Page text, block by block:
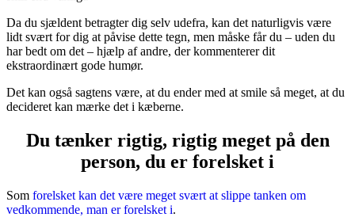
Da du sjældent betragter dig selv udefra, kan det naturligvis være
lidt svært for dig at påvise dette tegn, men måske får du – uden du
har bedt om det – hjælp af andre, der kommenterer dit
ekstraordinært gode humør.
Det kan også sagtens være, at du ender med at smile så meget, at du
decideret kan mærke det i kæberne.
Du tænker rigtig, rigtig meget på den
person, du er forelsket i
Som forelsket kan det være meget svært at slippe tanken om
vedkommende, man er forelsket i.